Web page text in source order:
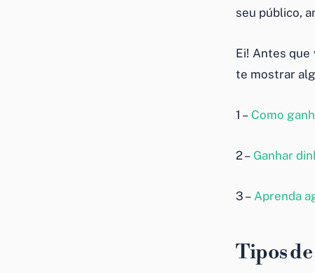
seu público,
Ei! Antes
te mostrar
1 – Como
2 – Ganhar
3 – Aprenda
Tipos